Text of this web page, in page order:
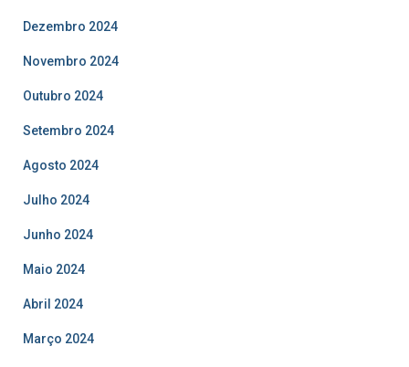
Dezembro 2024
Novembro 2024
Outubro 2024
Setembro 2024
Agosto 2024
Julho 2024
Junho 2024
Maio 2024
Abril 2024
Março 2024